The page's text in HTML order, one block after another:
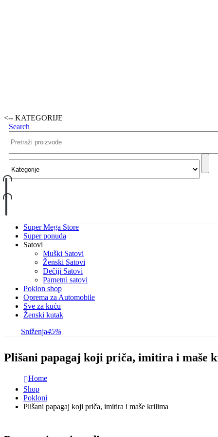
<-- KATEGORIJE
Search
Super Mega Store
Super ponuda
Satovi
Muški Satovi
Ženski Satovi
Dečiji Satovi
Pametni satovi
Poklon shop
Oprema za Automobile
Sve za kuću
Ženski kutak
Sniženja45%
Plišani papagaj koji priča, imitira i maše
Home
Shop
Pokloni
Plišani papagaj koji priča, imitira i maše krilima